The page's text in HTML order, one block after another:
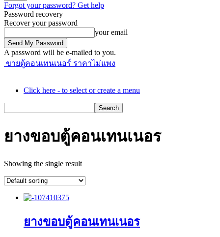
Forgot your password? Get help
Password recovery
Recover your password
your email
A password will be e-mailed to you.
ขายตู้คอนเทนเนอร์ ราคาไม่แพง
Click here - to select or create a menu
ยางขอบตู้คอนเทนเนอร
Showing the single result
ยางขอบตู้คอนเทนเนอร